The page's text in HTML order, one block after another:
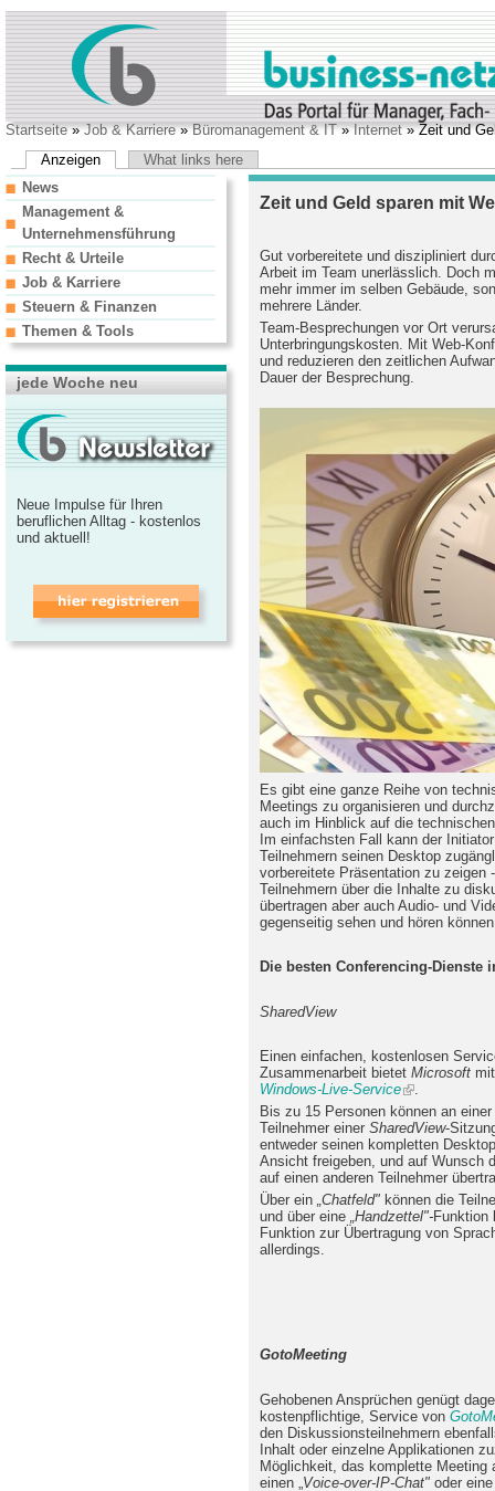
Startseite»Job & Karriere»Büromanagement & IT»Internet» Zeit und
Anzeigen
What links here
Zeit und Geld sparen mit
Gut vorbereitete und diszipliniert
Arbeit im Team unerlässlich. Doch
mehr immer im selben Gebäude,
mehrere Länder.
Team-Besprechungen vor Ort
Unterbringungskosten. Mit Web-
und reduzieren den zeitlichen
Dauer der Besprechung.
Es gibt eine ganze Reihe von
Meetings zu organisieren und
auch im Hinblick auf die
Im einfachsten Fall kann der
Teilnehmern seinen Desktop
vorbereitete Präsentation zu zeigen
Teilnehmern über die Inhalte zu
übertragen aber auch Audio- und
gegenseitig sehen und hören
Die besten Conferencing-Dienste
SharedView
Einen einfachen, kostenlosen
Zusammenarbeit bietet Microsoft
Windows-Live-Service
Bis zu 15 Personen können an einer
Teilnehmer einer SharedView-
entweder seinen kompletten
Ansicht freigeben, und auf Wunsch
auf einen anderen Teilnehmer
Über ein „Chatfeld" können die
und über eine „Handzettel"-Funktion
Funktion zur Übertragung von
allerdings.
GotoMeeting
Gehobenen Ansprüchen genügt
kostenpflichtige, Service von
den Diskussionsteilnehmern
Inhalt oder einzelne Applikationen
Möglichkeit, das komplette Meeting
einen „ Voice-over-IP-Chat" oder
News
Management &
Unternehmensführung
Recht & Urteile
Job & Karriere
Steuern & Finanzen
Themen & Tools
jede Woche neu
Neue Impulse für Ihren
beruflichen Alltag - kostenlos
und aktuell!